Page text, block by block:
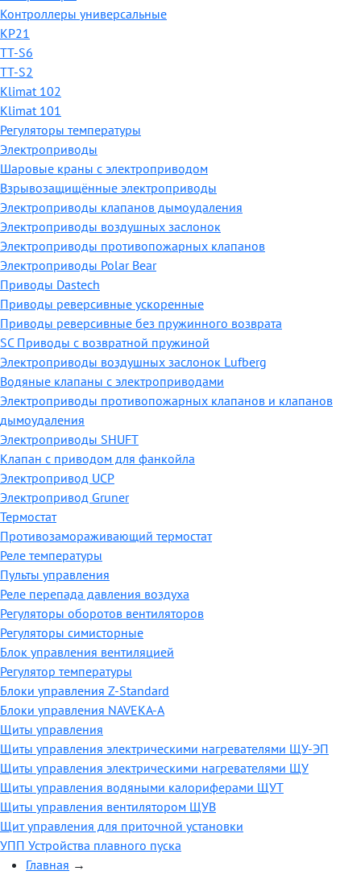
Контроллеры универсальные
КР21
TT-S6
TT-S2
Klimat 102
Klimat 101
Регуляторы температуры
Электроприводы
Шаровые краны с электроприводом
Взрывозащищённые электроприводы
Электроприводы клапанов дымоудаления
Электроприводы воздушных заслонок
Электроприводы противопожарных клапанов
Электроприводы Polar Bear
Приводы Dastech
Приводы реверсивные ускоренные
Приводы реверсивные без пружинного возврата
SC Приводы с возвратной пружиной
Электроприводы воздушных заслонок Lufberg
Водяные клапаны с электроприводами
Электроприводы противопожарных клапанов и клапанов
дымоудаления
Электроприводы SHUFT
Клапан с приводом для фанкойла
Электропривод UCP
Электропривод Gruner
Термостат
Противозамораживающий термостат
Реле температуры
Пульты управления
Реле перепада давления воздуха
Регуляторы оборотов вентиляторов
Регуляторы симисторные
Блок управления вентиляцией
Регулятор температуры
Блоки управления Z-Standard
Блоки управления NAVEKA-A
Щиты управления
Щиты управления электрическими нагревателями ЩУ-ЭП
Щиты управления электрическими нагревателями ЩУ
Щиты управления водяными калориферами ЩУТ
Щиты управления вентилятором ЩУВ
Щит управления для приточной установки
УПП Устройства плавного пуска
Главная →